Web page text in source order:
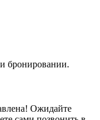
бронировании.
Ожидайте